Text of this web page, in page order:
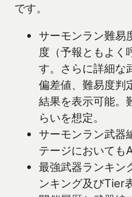
です。
サーモンラン難易
度（予報ともよく
す。さらに詳細な
偏差値、難易度判
結果を表示可能。
らいを想定。
サーモンラン武器
テージにおいても
最強武器ランキン
ンキング及びTier表